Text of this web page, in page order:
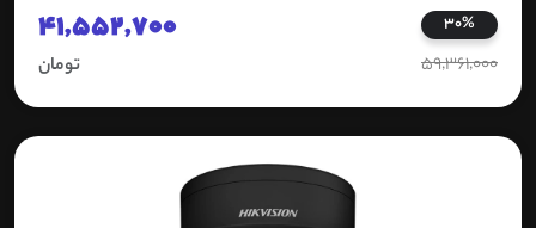
30%
59,361,000
41,552,700
تومان